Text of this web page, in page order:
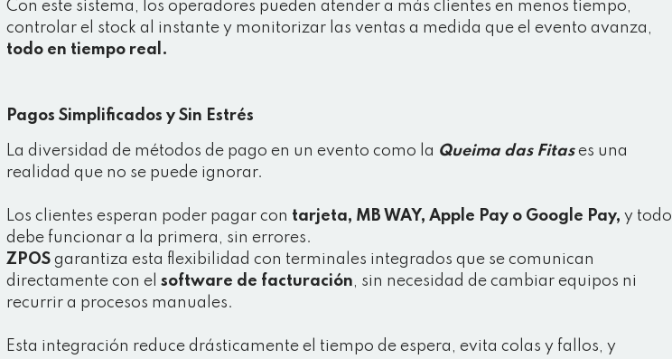
Con este sistema, los operadores pueden atender a más clientes en menos tiempo,
controlar el stock al instante y monitorizar las ventas a medida que el evento avanza,
todo en tiempo real.
Pagos Simplificados y Sin Estrés
La diversidad de métodos de pago en un evento como la Queima das Fitases una
realidad que no se puede ignorar.
Los clientes esperan poder pagar con tarjeta, MB WAY, Apple Pay o Google Pay, y todo
debe funcionar a la primera, sin errores.
ZPOS garantiza esta flexibilidad con terminales integrados que se comunican
directamente con el software de facturación, sin necesidad de cambiar equipos ni
recurrir a procesos manuales.
Esta integración reduce drásticamente el tiempo de espera, evita colas y fallos, y